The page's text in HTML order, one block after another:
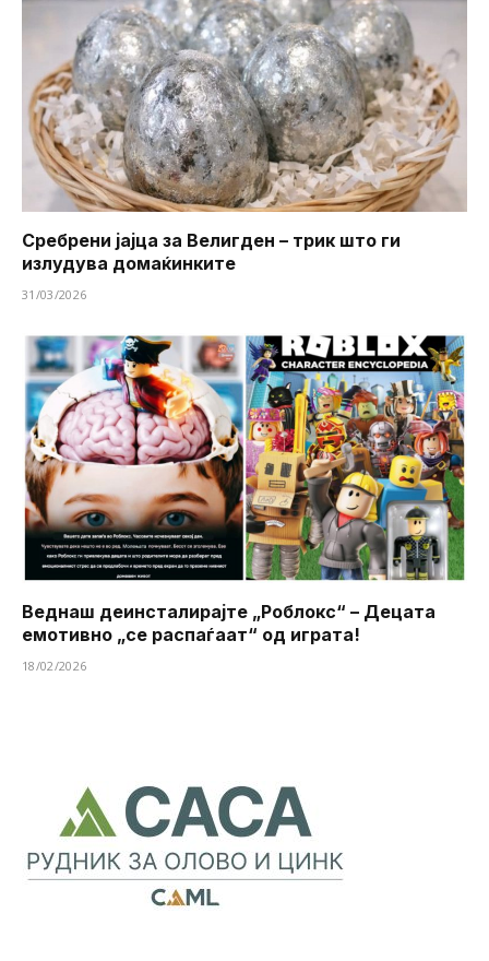
Сребрени јајца за Велигден – трик што ги
излудува домаќинките
31/03/2026
Веднаш деинсталирајте „Роблокс“ – Децата
емотивно „се распаѓаат“ од играта!
18/02/2026